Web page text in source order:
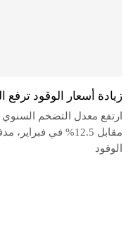
زيادة أسعار الوقود ترفع
مقابل 12.5% في
الوقود